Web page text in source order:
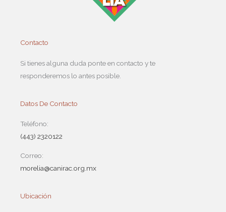
Contacto
Si tienes alguna duda ponte en contacto y te
responderemos lo antes posible.
Datos De Contacto
Teléfono:
(443) 2320122
Correo:
morelia@canirac.org.mx
Ubicación